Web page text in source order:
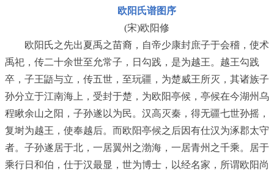
欧阳氏谱图序
(宋)欧阳修
欧阳氏之先出夏禹之苗裔，自帝少康封庶子于会稽，使术
禹祀，传二十余世至允常子，日勾践，是为越王。越王勾践
卒，子王鼯与立，传五世，至玩疆，为楚威王所灭，其诸族子
孙分立于江南海上，受封于楚，为欧阳亭候，亭候在今湖州乌
程瞅余山之阳，子孙遂以为民。汉高灭秦，得无疆七世孙摇，
复埘为越王，使奉越后。而欧阳亭候之后因有仕汉为涿郡太守
者。子孙遂居于北，一居翼州之渤海，一居青州之千乘。居于
乘行日和伯，仕于汉最显，世为博士，以经名家，所谓欧阳尚